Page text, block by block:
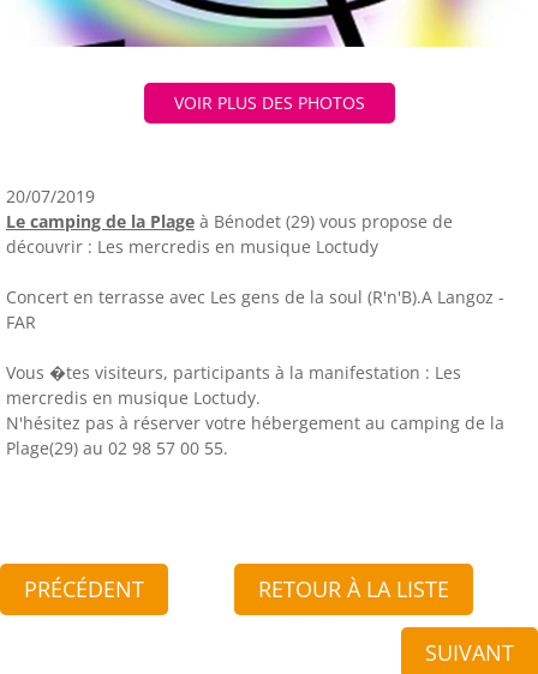
VOIR PLUS DES PHOTOS
20/07/2019
Le camping de la Plage à Bénodet (29) vous propose de
découvrir : Les mercredis en musique Loctudy
Concert en terrasse avec Les gens de la soul (R'n'B).A Langoz -
FAR
Vous �tes visiteurs, participants à la manifestation : Les
mercredis en musique Loctudy.
N'hésitez pas à réserver votre hébergement au camping de la
Plage(29) au 02 98 57 00 55.
PRÉCÉDENT RETOUR À LA LISTE
SUIVANT